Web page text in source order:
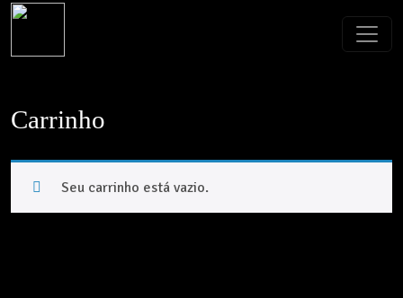
Carrinho
Seu carrinho está vazio.